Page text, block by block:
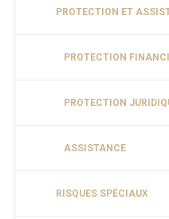
PROTECTION ET
PROTECTION
PROTECTION
ASSISTANCE
RISQUES SPÉCIAUX